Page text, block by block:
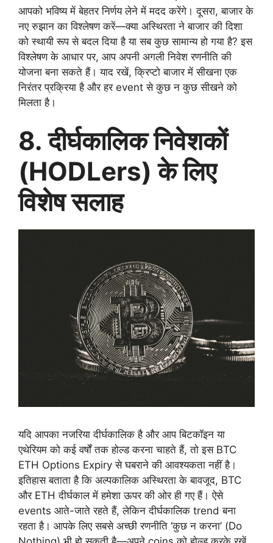
आपको भविष्य में बेहतर निर्णय लेने में मदद करेंगे। दूसरा, बाजार के
नए रुझान का विश्लेषण करें—क्या अस्थिरता ने बाजार की दिशा
को स्थायी रूप से बदल दिया है या सब कुछ सामान्य हो गया है? इस
विश्लेषण के आधार पर, आप अपनी अगली निवेश रणनीति की
योजना बना सकते हैं। याद रखें, क्रिप्टो बाजार में सीखना एक
निरंतर प्रक्रिया है और हर event से कुछ न कुछ सीखने को
मिलता है।
8. दीर्घकालिक निवेशकों
(HODLers) के लिए
विशेष सलाह
यदि आपका नजरिया दीर्घकालिक है और आप बिटकॉइन या
एथेरियम को कई वर्षों तक होल्ड करना चाहते हैं, तो इस BTC
ETH Options Expiry से घबराने की आवश्यकता नहीं है।
इतिहास बताता है कि अल्पकालिक अस्थिरता के बावजूद, BTC
और ETH दीर्घकाल में हमेशा ऊपर की ओर ही गए हैं। ऐसे
events आते-जाते रहते हैं, लेकिन दीर्घकालिक trend बना
रहता है। आपके लिए सबसे अच्छी रणनीति ‘कुछ न करना’ (Do